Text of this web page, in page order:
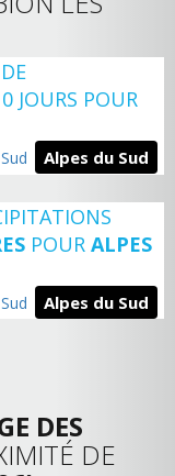
DE
JOURS POUR
Alpes du Sud
POUR ALPES
Alpes du Sud
DES
DE